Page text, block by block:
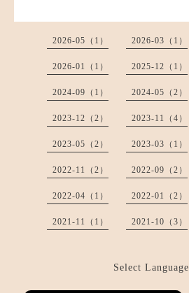
2026-05（1） 2026-03（1）
2026-01（1） 2025-12（1）
2024-09（1） 2024-05（2）
2023-12（2） 2023-11（4）
2023-05（2） 2023-03（1）
2022-11（2） 2022-09（2）
2022-04（1） 2022-01（2）
2021-11（1） 2021-10（3）
Select Language